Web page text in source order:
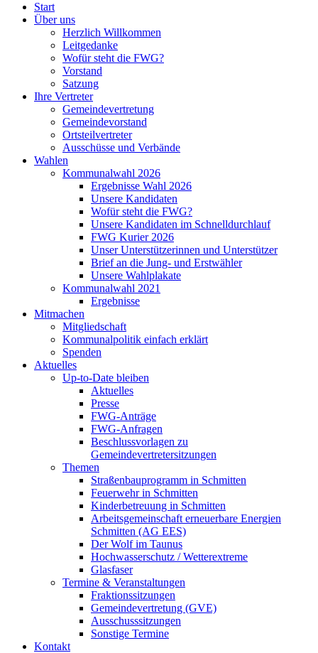
Start
Über uns
Herzlich Willkommen
Leitgedanke
Wofür steht die FWG?
Vorstand
Satzung
Ihre Vertreter
Gemeindevertretung
Gemeindevorstand
Ortsteilvertreter
Ausschüsse und Verbände
Wahlen
Kommunalwahl 2026
Ergebnisse Wahl 2026
Unsere Kandidaten
Wofür steht die FWG?
Unsere Kandidaten im Schnelldurchlauf
FWG Kurier 2026
Unser Unterstützerinnen und Unterstützer
Brief an die Jung- und Erstwähler
Unsere Wahlplakate
Kommunalwahl 2021
Ergebnisse
Mitmachen
Mitgliedschaft
Kommunalpolitik einfach erklärt
Spenden
Aktuelles
Up-to-Date bleiben
Aktuelles
Presse
FWG-Anträge
FWG-Anfragen
Beschlussvorlagen zu
Gemeindevertretersitzungen
Themen
Straßenbauprogramm in Schmitten
Feuerwehr in Schmitten
Kinderbetreuung in Schmitten
Arbeitsgemeinschaft erneuerbare Energien
Schmitten (AG EES)
Der Wolf im Taunus
Hochwasserschutz / Wetterextreme
Glasfaser
Termine & Veranstaltungen
Fraktionssitzungen
Gemeindevertretung (GVE)
Ausschusssitzungen
Sonstige Termine
Kontakt